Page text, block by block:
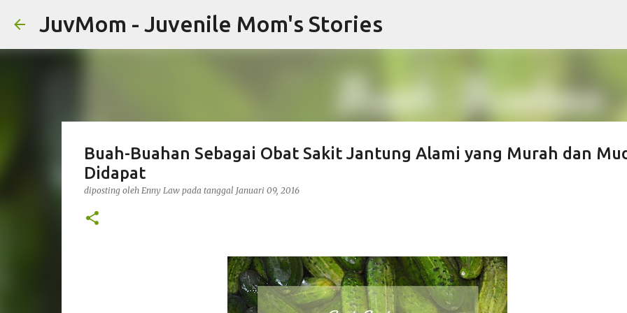
JuvMom - Juvenile Mom's Stories
Buah-Buahan Sebagai Obat Sakit Jantung Alami yang Murah dan
Didapat
diposting oleh Enny Law pada tanggal Januari 09, 2016